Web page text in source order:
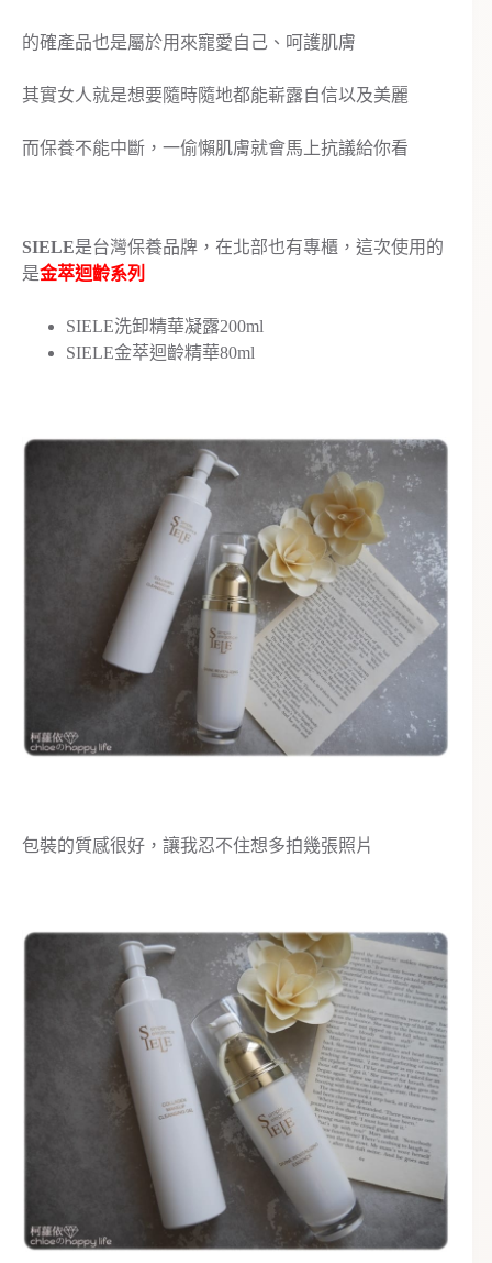
的確產品也是屬於用來寵愛自己、呵護肌膚
其實女人就是想要隨時隨地都能嶄露自信以及美麗
而保養不能中斷，一偷懶肌膚就會馬上抗議給你看
SIELE是台灣保養品牌，在北部也有專櫃，這次使用的
是金萃迴齡系列
SIELE洗卸精華凝露200ml
SIELE金萃迴齡精華80ml
包裝的質感很好，讓我忍不住想多拍幾張照片